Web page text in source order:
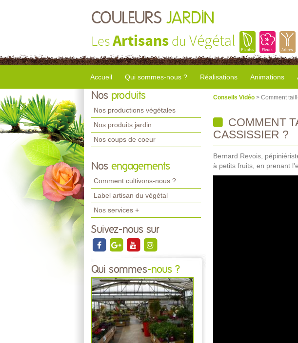
COULEURS JARDIN
LesArtisans du Végétal
Accueil Qui sommes-nous ? Réalisations Animations
Nos produits
Nos productions végétales
Nos produits jardin
Nos coups de coeur
Nos engagements
Comment cultivons-nous ?
Label artisan du végétal
Nos services +
Suivez-nous sur
Qui sommes-nous ?
Conseils Vidéo > Comment
COMMENT
CASSISSIER ?
Bernard Revois,
à petits fruits, en prenant